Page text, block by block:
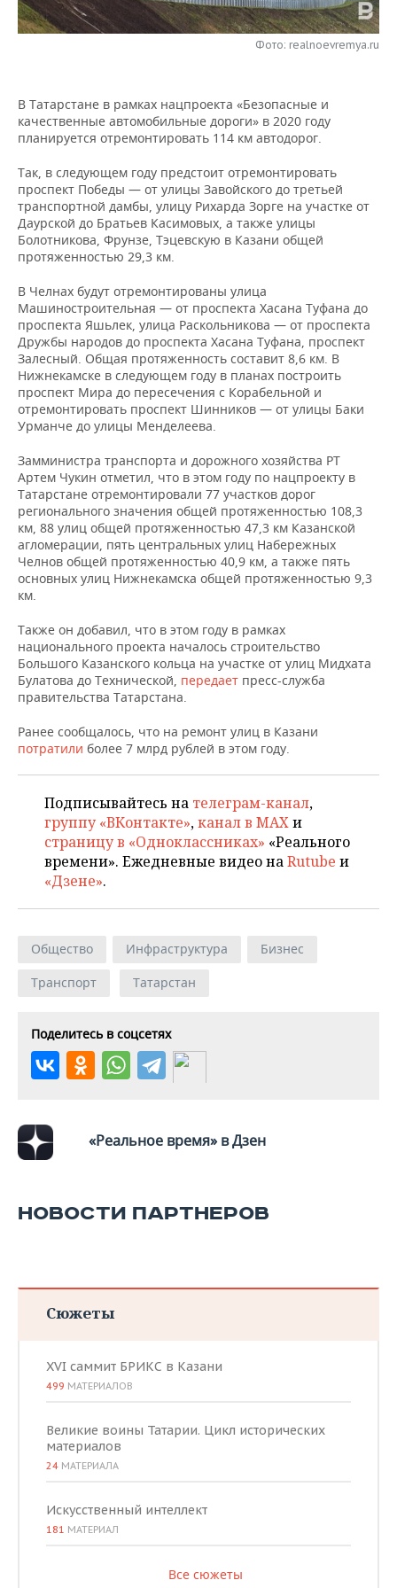
НЕФТЕХИМИЯ
ЭНЕРГЕТИКА
РОЗНИЧНАЯ ТОРГОВЛЯ
УСЛУГИ
НОВОСТИ ТЕХНОЛОГИЙ
МЕДИА
МЕРОПРИЯТИЯ
ВЫЕЗДНАЯ РЕДАКЦИЯ
ONLINE-КОНФЕРЕНЦИИ
ОТКРЫТАЯ ЛЕКЦИЯ
НОВОСТИ СПОРТА
ХОККЕЙ
БАСКЕТБОЛ
КИБЕРСПОРТ
ФИГУРНОЕ КАТАНИЕ
ВОДНЫЕ ВИДЫ СПОРТА
ОБЩЕСТВО
ВЛАСТЬ
ИНФРАСТРУКТУРА
КУЛЬТУРА
МЕДИЦИНА
ОБРАЗОВАНИЕ
СЮЖЕТЫ
СПРАВОЧНИК
СПИСОК КОМПАНИЙ
Фото: realnoevremya.ru
В Татарстане в рамках нацпроекта «Безопасные и
качественные автомобильные дороги» в 2020 году
планируется отремонтировать 114 км автодорог.
Так, в следующем году предстоит отремонтировать
проспект Победы — от улицы Завойского до третьей
транспортной дамбы, улицу Рихарда Зорге на участке от
Даурской до Братьев Касимовых, а также улицы
Болотникова, Фрунзе, Тэцевскую в Казани общей
протяженностью 29,3 км.
В Челнах будут отремонтированы улица
Машиностроительная — от проспекта Хасана Туфана до
проспекта Яшьлек, улица Раскольникова — от проспекта
Дружбы народов до проспекта Хасана Туфана, проспект
Залесный. Общая протяженность составит 8,6 км. В
Нижнекамске в следующем году в планах построить
проспект Мира до пересечения с Корабельной и
отремонтировать проспект Шинников — от улицы Баки
Урманче до улицы Менделеева.
Замминистра транспорта и дорожного хозяйства РТ
Артем Чукин отметил, что в этом году по нацпроекту в
Татарстане отремонтировали 77 участков дорог
регионального значения общей протяженностью 108,3
км, 88 улиц общей протяженностью 47,3 км Казанской
агломерации, пять центральных улиц Набережных
Челнов общей протяженностью 40,9 км, а также пять
основных улиц Нижнекамска общей протяженностью 9,3
км.
Также он добавил, что в этом году в рамках
национального проекта началось строительство
Большого Казанского кольца на участке от улиц Мидхата
Булатова до Технической, передает пресс-служба
правительства Татарстана.
Ранее сообщалось, что на ремонт улиц в Казани
потратили более 7 млрд рублей в этом году.
Подписывайтесь на телеграм-канал,
группу «ВКонтакте»,канал в MAXи
страницу в «Одноклассниках» «Реального
времени». Ежедневные видео наRutube и
«Дзене».
Общество Инфраструктура
Бизнес
Транспорт
Татарстан
Поделитесь в соцсетях
«Реальное время» в Дзен
НОВОСТИ ПАРТНЕРОВ
Сюжеты
XVI саммит БРИКС в Казани
499 МАТЕРИАЛОВ
Великие воины Татарии. Цикл исторических
материалов
24 МАТЕРИАЛА
Искусственный интеллект
181 МАТЕРИАЛ
Все сюжеты